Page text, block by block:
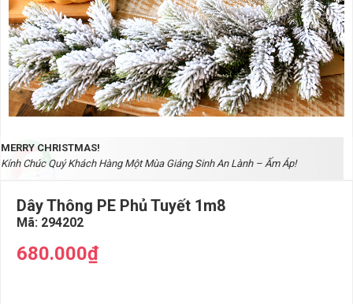
MERRY CHRISTMAS!
Kính Chúc Quý Khách Hàng Một Mùa Giáng Sinh An Lành – Ấm Áp!
Dây Thông PE Phủ Tuyết 1m8
Mã: 294202
680.000₫